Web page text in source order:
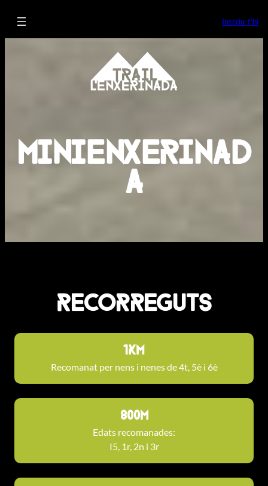
Inscriu-t’hi
Minienxerinad
a
Recorreguts
1KM
Recomanat per nens i nenes de 4t, 5è i 6è
800m
Edats recomanades:
I5, 1r, 2n i 3r